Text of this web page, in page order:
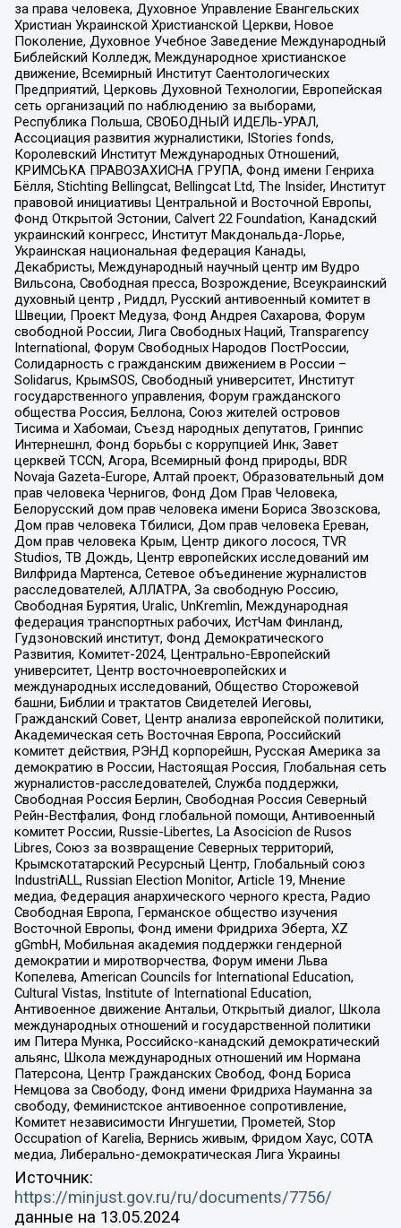
за права человека, Духовное Управление Евангельских
Христиан Украинской Христианской Церкви, Новое
Поколение, Духовное Учебное Заведение Международный
Библейский Колледж, Международное христианское
движение, Всемирный Институт Саентологических
Предприятий, Церковь Духовной Технологии, Европейская
сеть организаций по наблюдению за выборами,
Республика Польша, СВОБОДНЫЙ ИДЕЛЬ-УРАЛ,
Ассоциация развития журналистики, IStories fonds,
Королевский Институт Международных Отношений,
КРИМСЬКА ПРАВОЗАХИСНА ГРУПА, Фонд имени Генриха
Бёлля, Stichting Bellingcat, Bellingcat Ltd, The Insider, Институт
правовой инициативы Центральной и Восточной Европы,
Фонд Открытой Эстонии, Calvert 22 Foundation, Канадский
украинский конгресс, Институт Макдональда-Лорье,
Украинская национальная федерация Канады,
Декабристы, Международный научный центр им Вудро
Вильсона, Свободная пресса, Возрождение, Всеукраинский
духовный центр , Риддл, Русский антивоенный комитет в
Швеции, Проект Медуза, Фонд Андрея Сахарова, Форум
свободной России, Лига Свободных Наций, Transparеncy
International, Форум Свободных Народов ПостРоссии,
Солидарность с гражданским движением в России –
Solidarus, КрымSOS, Свободный университет, Институт
государственного управления, Форум гражданского
общества Россия, Беллона, Союз жителей островов
Тисима и Хабомаи, Съезд народных депутатов, Гринпис
Интернешнл, Фонд борьбы с коррупцией Инк, Завет
церквей TCCN, Агора, Всемирный фонд природы, BDR
Novaja Gazeta-Europe, Алтай проект, Образовательный дом
прав человека Чернигов, Фонд Дом Прав Человека,
Белорусский дом прав человека имени Бориса Звозскова,
Дом прав человека Тбилиси, Дом прав человека Ереван,
Дом прав человека Крым, Центр дикого лосося, TVR
Studios, ТВ Дождь, Центр европейских исследований им
Вилфрида Мартенса, Сетевое объединение журналистов
расследователей, АЛЛАТРА, За свободную Россию,
Свободная Бурятия, Uralic, UnKremlin, Международная
федерация транспортных рабочих, ИстЧам Финланд,
Гудзоновский институт, Фонд Демократического
Развития, Комитет-2024, Центрально-Европейский
университет, Центр восточноевропейских и
международных исследований, Общество Сторожевой
башни, Библии и трактатов Свидетелей Иеговы,
Гражданский Совет, Центр анализа европейской политики,
Академическая сеть Восточная Европа, Российский
комитет действия, РЭНД корпорейшн, Русская Америка за
демократию в России, Настоящая Россия, Глобальная сеть
журналистов-расследователей, Служба поддержки,
Свободная Россия Берлин, Свободная Россия Северный
Рейн-Вестфалия, Фонд глобальной помощи, Антивоенный
комитет России, Russie-Libertes, La Asocicion de Rusos
Libres, Союз за возвращение Северных территорий,
Крымскотатарский Ресурсный Центр, Глобальный союз
IndustriALL, Russian Election Monitor, Article 19, Мнение
медиа, Федерация анархического черного креста, Радио
Свободная Европа, Германское общество изучения
Восточной Европы, Фонд имени Фридриха Эберта, XZ
gGmbH, Мобильная академия поддержки гендерной
демократии и миротворчества, Форум имени Льва
Копелева, American Councils for International Education,
Cultural Vistas, Institute of International Education,
Антивоенное движение Антальи, Открытый диалог, Школа
международных отношений и государственной политики
им Питера Мунка, Российско-канадский демократический
альянс, Школа международных отношений им Нормана
Патерсона, Центр Гражданских Свобод, Фонд Бориса
Немцова за Свободу, Фонд имени Фридриха Науманна за
свободу, Феминистское антивоенное сопротивление,
Комитет независимости Ингушетии, Прометей, Stop
Occupation of Karelia, Вернись живым, Фридом Хаус, СОТА
медиа, Либерально-демократическая Лига Украины
Источник:
https://minjust.gov.ru/ru/documents/7756/
данные на 13.05.2024